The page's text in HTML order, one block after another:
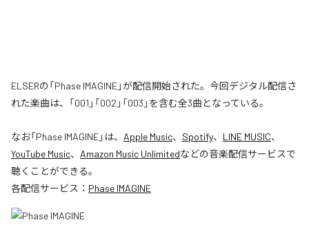
ELSERの「Phase IMAGINE」が配信開始された。今回デジタル配信さ
れた楽曲は、「001」「002」「003」を含む全3曲となっている。
なお「Phase IMAGINE」は、 Apple Music、 Spotify、 LINE MUSIC、
YouTube Music、 Amazon Music Unlimitedなどの音楽配信サービスで
聴くことができる。
各配信サービス： Phase IMAGINE